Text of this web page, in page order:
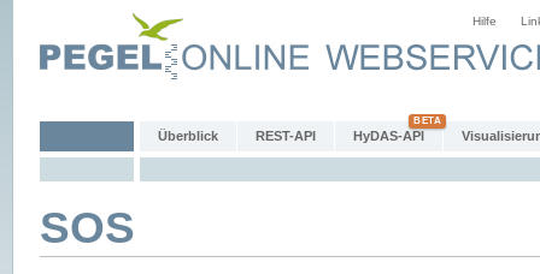
Hilfe
Überblick REST-API HyDAS-API
SOS